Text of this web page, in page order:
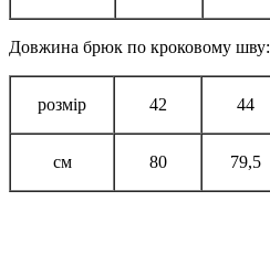
Довжина брюк по кроковому шву:
розмір 42 44
см 80 79,5